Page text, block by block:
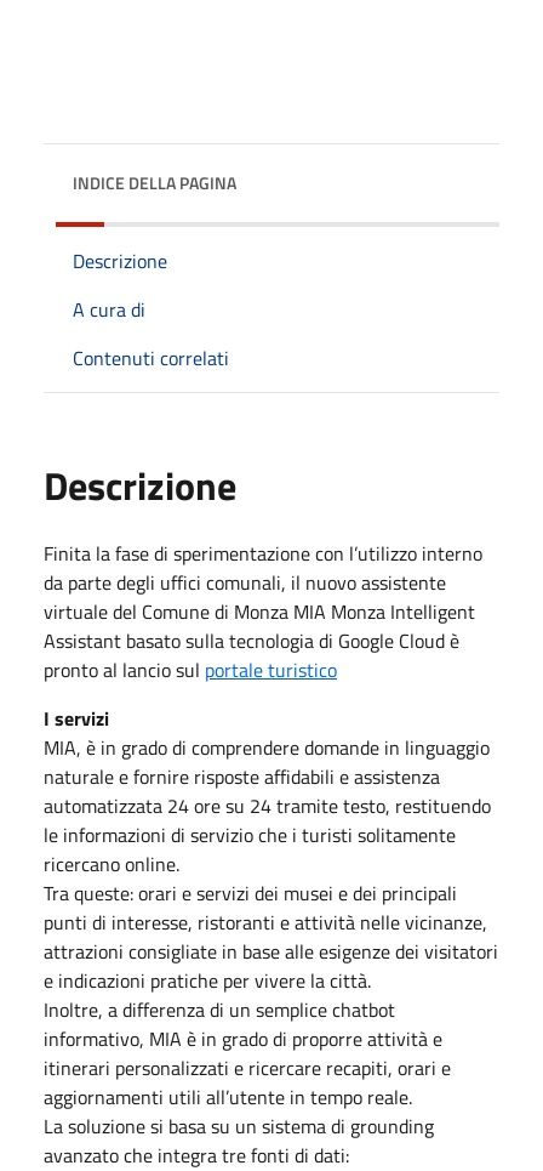
INDICE DELLA PAGINA
Descrizione
A cura di
Contenuti correlati
Descrizione
Finita la fase di sperimentazione con l’utilizzo interno
da parte degli uffici comunali, il nuovo assistente
virtuale del Comune di Monza MIA Monza Intelligent
Assistant basato sulla tecnologia di Google Cloud è
pronto al lancio sul portale turistico
I servizi
MIA, è in grado di comprendere domande in linguaggio
naturale e fornire risposte affidabili e assistenza
automatizzata 24 ore su 24 tramite testo, restituendo
le informazioni di servizio che i turisti solitamente
ricercano online.
Tra queste: orari e servizi dei musei e dei principali
punti di interesse, ristoranti e attività nelle vicinanze,
attrazioni consigliate in base alle esigenze dei visitatori
e indicazioni pratiche per vivere la città.
Inoltre, a differenza di un semplice chatbot
informativo, MIA è in grado di proporre attività e
itinerari personalizzati e ricercare recapiti, orari e
aggiornamenti utili all’utente in tempo reale.
La soluzione si basa su un sistema di grounding
avanzato che integra tre fonti di dati: